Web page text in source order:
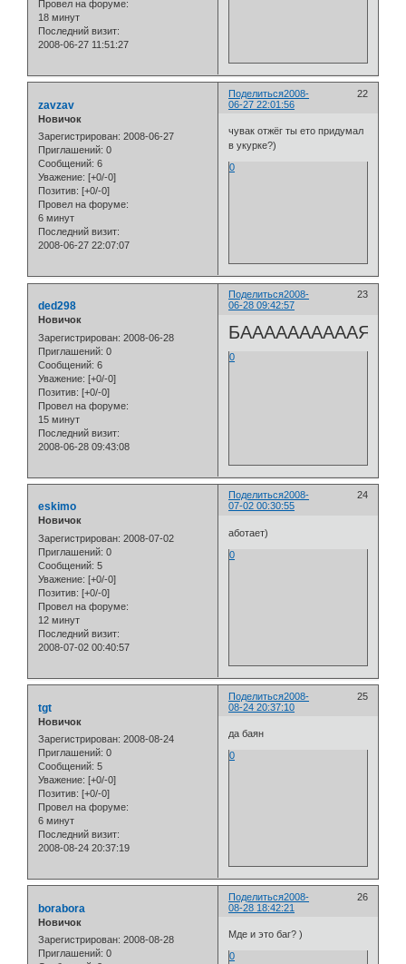
Провел на форуме:
18 минут
Последний визит:
2008-06-27 11:51:27
Поделиться 22
2008-
06-27 22:01:56
zavzav
Новичок
Зарегистрирован: 2008-06-27
Приглашений: 0
Сообщений: 6
Уважение: [+0/-0]
Позитив: [+0/-0]
Провел на форуме:
6 минут
Последний визит:
2008-06-27 22:07:07
чувак отжёг ты ето придумал
в укурке?)
0
Поделиться 23
2008-
06-28 09:42:57
ded298
Новичок
Зарегистрирован: 2008-06-28
Приглашений: 0
Сообщений: 6
Уважение: [+0/-0]
Позитив: [+0/-0]
Провел на форуме:
15 минут
Последний визит:
2008-06-28 09:43:08
0
Поделиться 24
2008-
07-02 00:30:55
eskimo
Новичок
Зарегистрирован: 2008-07-02
Приглашений: 0
Сообщений: 5
Уважение: [+0/-0]
Позитив: [+0/-0]
Провел на форуме:
12 минут
Последний визит:
2008-07-02 00:40:57
аботает)
0
Поделиться 25
2008-
08-24 20:37:10
tgt
Новичок
Зарегистрирован: 2008-08-24
Приглашений: 0
Сообщений: 5
Уважение: [+0/-0]
Позитив: [+0/-0]
Провел на форуме:
6 минут
Последний визит:
2008-08-24 20:37:19
да баян
0
Поделиться 26
2008-
08-28 18:42:21
borabora
Новичок
Зарегистрирован: 2008-08-28
Приглашений: 0
Мде и это баг? )
0